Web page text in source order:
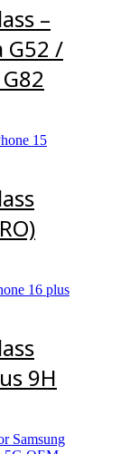
–
/
9H